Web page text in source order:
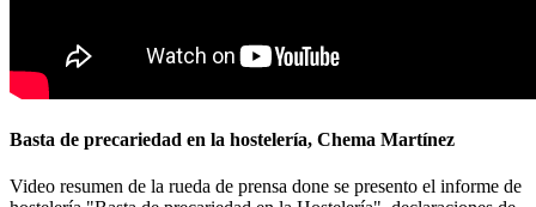
Basta de precariedad en la hostelería, Chema Martínez
Video resumen de la rueda de prensa done se presento el informe de